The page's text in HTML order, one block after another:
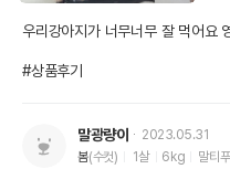
우리강아지가 너무너무 잘 먹어요
#상품후기
말광량이
2023.05.31
봄(수컷) 1살 6kg 말티푸